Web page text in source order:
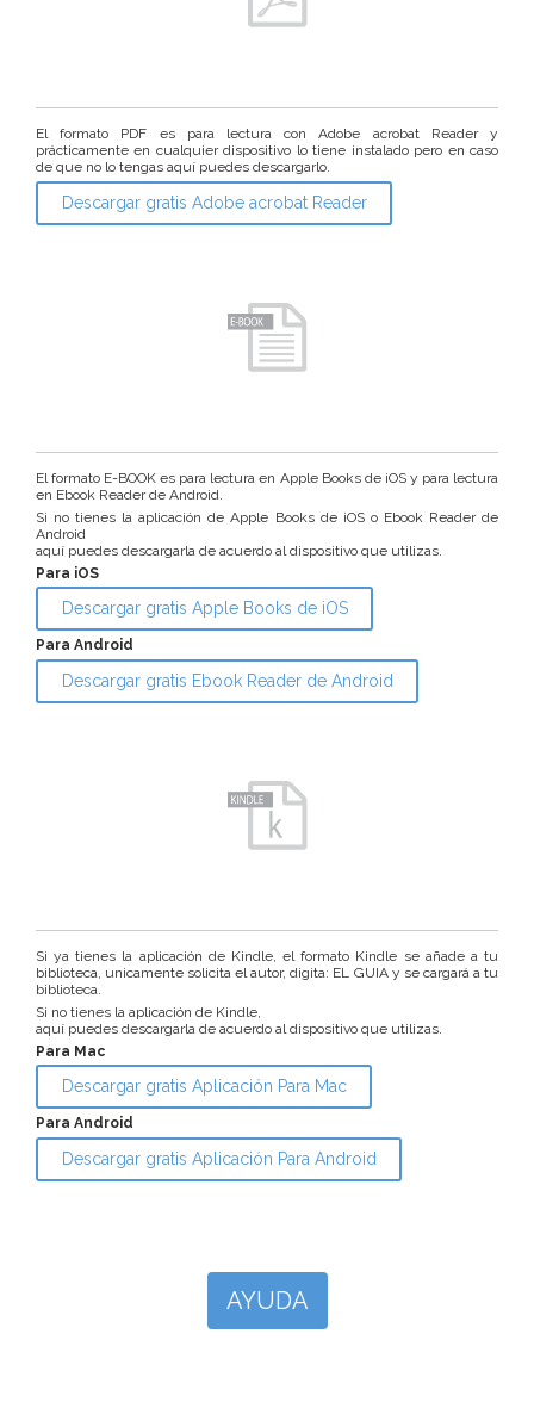
El formato PDF es para lectura con Adobe acrobat Reader y
prácticamente en cualquier dispositivo lo tiene instalado pero en caso
de que no lo tengas aquí puedes descargarlo.
Descargar gratis Adobe acrobat Reader
El formato E-BOOK es para lectura en Apple Books de iOS y para lectura
en Ebook Reader de Android.
Si no tienes la aplicación de Apple Books de iOS o Ebook Reader de
Android
aquí puedes descargarla de acuerdo al dispositivo que utilizas.
Para iOS
Descargar gratis Apple Books de iOS
Para Android
Descargar gratis Ebook Reader de Android
Si ya tienes la aplicación de Kindle, el formato Kindle se añade a tu
biblioteca, unicamente solicita el autor, digita: EL GUIA y se cargará a tu
biblioteca.
Si no tienes la aplicación de Kindle,
aquí puedes descargarla de acuerdo al dispositivo que utilizas.
Para Mac
Descargar gratis Aplicación Para Mac
Para Android
Descargar gratis Aplicación Para Android
AYUDA